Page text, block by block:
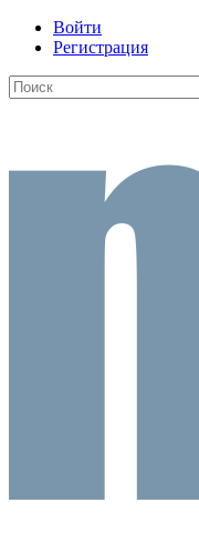
Войти
Регистрация